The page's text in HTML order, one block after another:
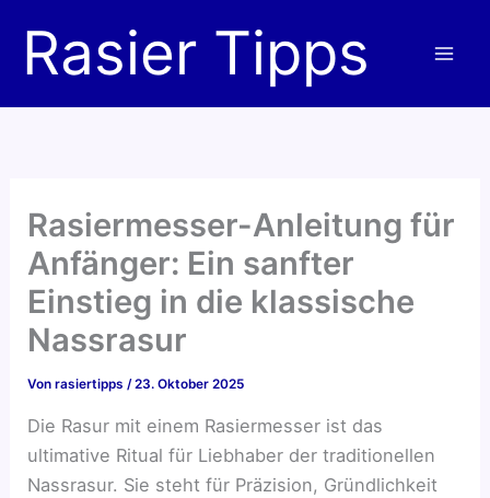
Inhalt
springen
Rasier Tipps
Rasiermesser-Anleitung für
Anfänger: Ein sanfter
Einstieg in die klassische
Nassrasur
Vonrasiertipps/23. Oktober 2025
Die Rasur mit einem Rasiermesser ist das
ultimative Ritual für Liebhaber der traditionellen
Nassrasur. Sie steht für Präzision, Gründlichkeit